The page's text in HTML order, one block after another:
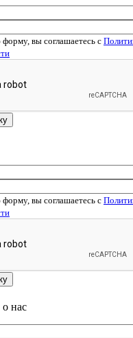
вы соглашаетесь c
вы соглашаетесь c
о нас